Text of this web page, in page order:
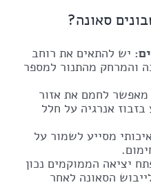
סאונה?
יש להתאים את רוחב
והמרחק מהתנור למספר
מאפשר לחמם את אזור
בזבוז אנרגיה על חלל
מסייע לשמור על
יציאה הממוקמים נכון
הסאונה לאחר